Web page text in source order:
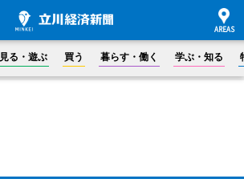
見る・遊ぶ 買う 暮らす・働く 学ぶ・知る